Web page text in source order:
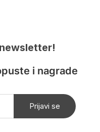
i nagrade
Prijavi se